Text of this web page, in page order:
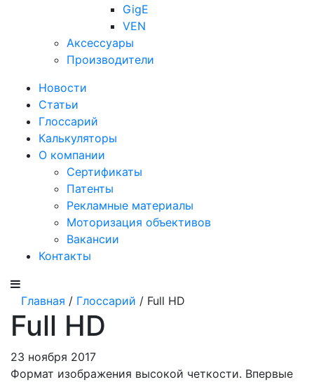
GigE
VEN
Аксессуары
Производители
Новости
Статьи
Глоссарий
Калькуляторы
О компании
Сертификаты
Патенты
Рекламные материалы
Моторизация объективов
Вакансии
Контакты
Главная / Глоссарий / Full HD
Full HD
23 ноября 2017
Формат изображения высокой четкости. Впервые